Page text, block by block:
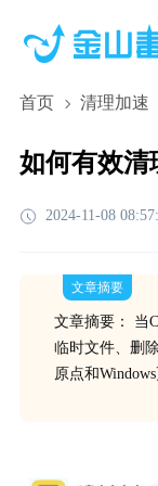
首页 清理加速
如何有效清
2024-11-08
文章摘要
文章摘要： 当
临时文件、删
原点和